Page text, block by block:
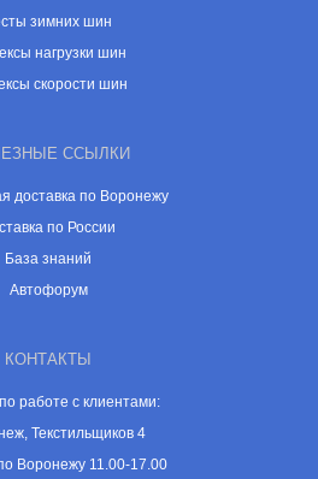
зимних шин
нагрузки шин
скорости шин
ССЫЛКИ
доставка по Воронежу
по России
База знаний
Автофорум
КОНТАКТЫ
работе с клиентами:
Текстильщиков 4
Воронежу 11.00-17.00